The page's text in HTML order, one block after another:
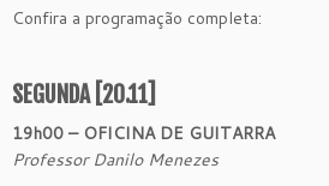
Confira a programação completa:
SEGUNDA [20.11]
19h00 – OFICINA DE GUITARRA
Professor Danilo Menezes